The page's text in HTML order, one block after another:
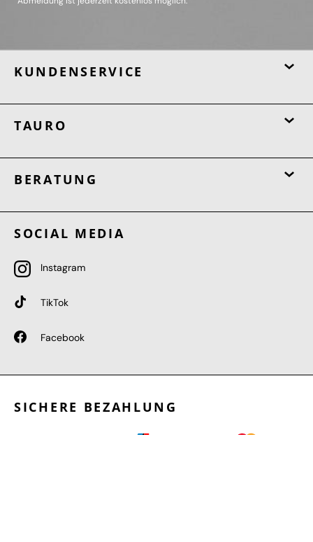
KUNDENSERVICE
TAURO
BERATUNG
SOCIAL MEDIA
Instagram
TikTok
Facebook
SICHERE BEZAHLUNG